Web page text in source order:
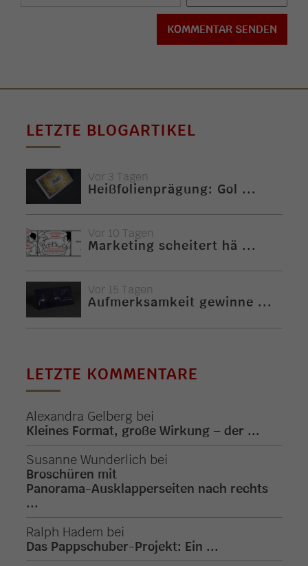
LETZTE BLOGARTIKEL
Vor 3 Tagen
Heißfolienprägung: Gol ...
Vor 10 Tagen
Marketing scheitert hä ...
Vor 15 Tagen
Aufmerksamkeit gewinne ...
LETZTE KOMMENTARE
Alexandra Gelberg bei
Kleines Format, große Wirkung – der ...
Susanne Wunderlich bei
Broschüren mit
Panorama-Ausklapperseiten nach rechts
...
Ralph Hadem bei
Das Pappschuber-Projekt: Ein ...